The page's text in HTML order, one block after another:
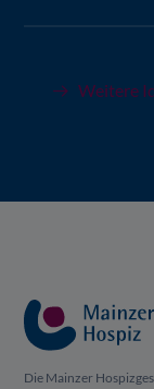
Weitere
Die Mainzer